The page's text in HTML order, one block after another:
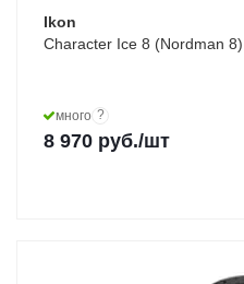
Ikon
Character Ice 8 (Nordman
много ?
8 970 руб./шт